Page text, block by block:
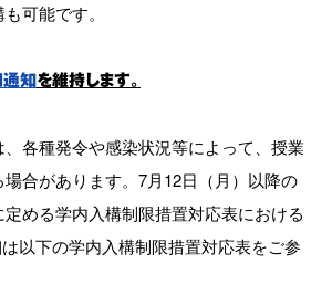
可能です。
知 を維持します。
各種発令や感染状況等によって、授業
合があります。7月12日（月）以降の
める学内入構制限措置対応表における
以下の学内入構制限措置対応表をご参